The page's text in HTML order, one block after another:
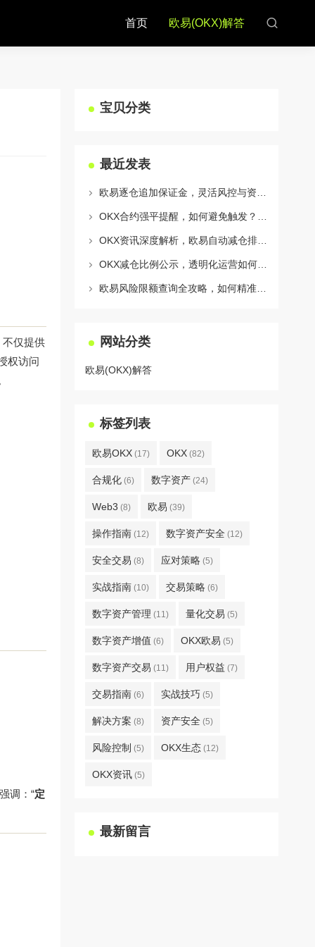
首页 欧易(OKX)解答
不仅提供
权访问
调：“定
宝贝分类
最近发表
网站分类
欧易(OKX)解答
标签列表
欧易OKX (17) OKX (82)
合规化 (6) 数字资产 (24)
Web3 (8) 欧易 (39)
操作指南 (12) 数字资产安全 (12)
安全交易 (8) 应对策略 (5)
实战指南 (10) 交易策略 (6)
数字资产管理 (11) 量化交易 (5)
数字资产增值 (6) OKX欧易 (5)
数字资产交易 (11) 用户权益 (7)
交易指南 (6) 实战技巧 (5)
解决方案 (8) 资产安全 (5)
风险控制 (5) OKX生态 (12)
OKX资讯 (5)
最新留言